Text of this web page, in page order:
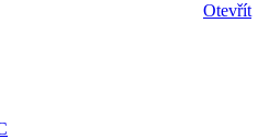
Otevřít